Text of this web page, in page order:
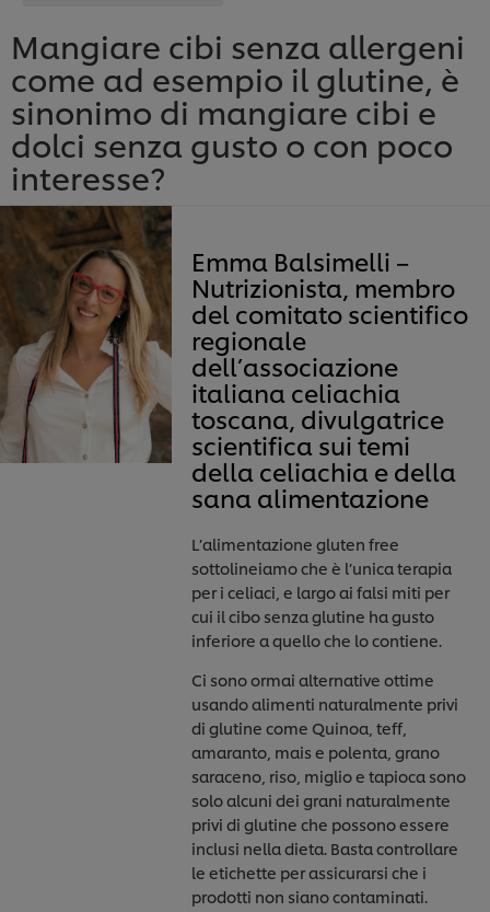
Mangiare cibi senza allergeni
come ad esempio il glutine, è
sinonimo di mangiare cibi e
dolci senza gusto o con poco
interesse?
Emma Balsimelli –
Nutrizionista, membro
del comitato scientifico
regionale
dell’associazione
italiana celiachia
toscana, divulgatrice
scientifica sui temi
della celiachia e della
sana alimentazione
L’alimentazione gluten free
sottolineiamo che è l’unica terapia
per i celiaci, e largo ai falsi miti per
cui il cibo senza glutine ha gusto
inferiore a quello che lo contiene.
Ci sono ormai alternative ottime
usando alimenti naturalmente privi
di glutine come Quinoa, teff,
amaranto, mais e polenta, grano
saraceno, riso, miglio e tapioca sono
solo alcuni dei grani naturalmente
privi di glutine che possono essere
inclusi nella dieta. Basta controllare
le etichette per assicurarsi che i
prodotti non siano contaminati.